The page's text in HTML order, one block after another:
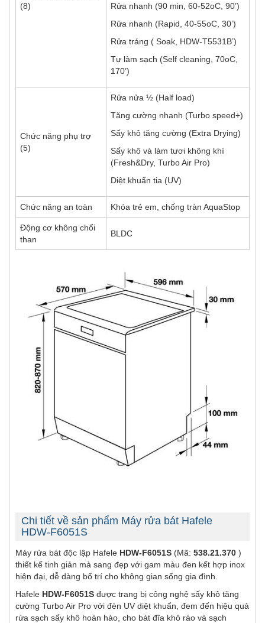
(8)
Rửa nhanh (90 min, 60-52oC, 90’)
Rửa nhanh (Rapid, 40-55oC, 30’)
Rửa tráng ( Soak, HDW-T5531B’)
Tự làm sạch (Self cleaning, 70oC,
170’)
Chức năng phụ trợ
(5)
Rửa nửa ½ (Half load)
Tăng cường nhanh (Turbo speed+)
Sấy khô tăng cường (Extra Drying)
Sấy khô và làm tươi không khí
(Fresh&Dry, Turbo Air Pro)
Diệt khuẩn tia (UV)
Chức năng an toàn Khóa trẻ em, chống tràn AquaStop
Động cơ không chổi
than
BLDC
Chi tiết về sản phẩm Máy rửa bát Hafele
HDW-F6051S
Máy rửa bát độc lập Hafele HDW-F6051S (Mã: 538.21.370 )
thiết kế tinh giản mà sang đẹp với gam màu đen kết hợp inox
hiện đại, dễ dàng bố trí cho không gian sống gia đình.
Hafele HDW-F6051S được trang bị công nghệ sấy khô tăng
cường Turbo Air Pro với đèn UV diệt khuẩn, đem đến hiệu quả
rửa sạch sấy khô hoàn hảo, cho bát đĩa khô ráo và sạch